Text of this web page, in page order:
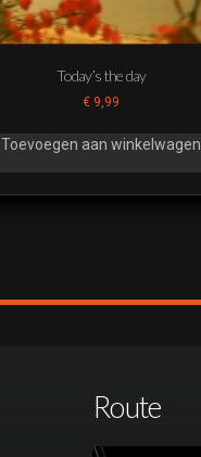
Today’s the day
€ 9,99
Toevoegen aan winkelwagen
Route